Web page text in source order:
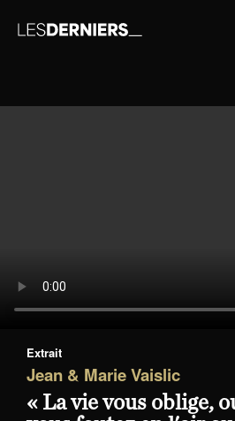
Extrait
Jean & Marie Vaislic
« La vie vous oblige,